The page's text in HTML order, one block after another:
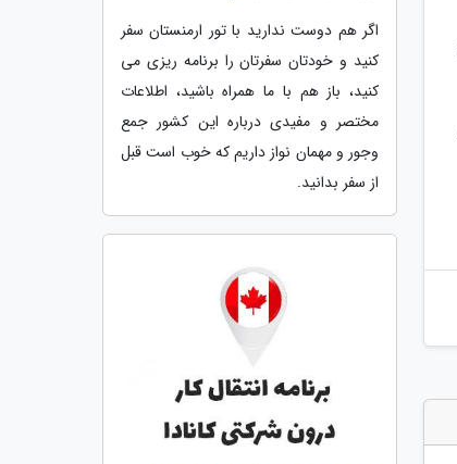
اگر هم دوست ندارید با تور ارمنستان سفر
کنید و خودتان سفرتان را برنامه ریزی می
کنید، باز هم با ما همراه باشید، اطلاعات
مختصر و مفیدی درباره این کشور جمع
وجور و مهمان نواز داریم که خوب است قبل
از سفر بدانید.